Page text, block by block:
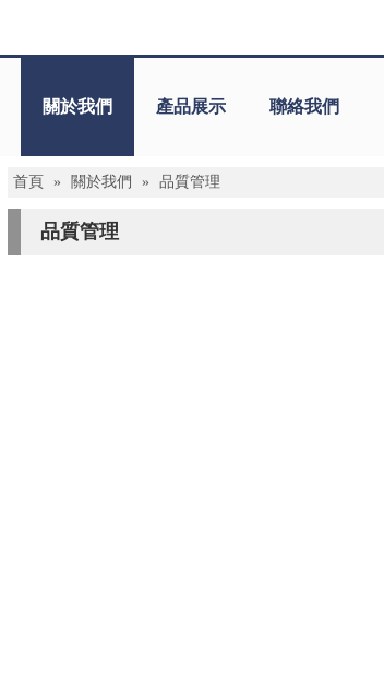
關於我們 產品展示 聯絡我們
首頁 » 關於我們 » 品質管理
品質管理